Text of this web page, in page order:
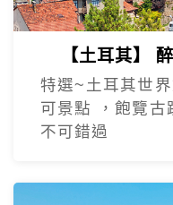
【土耳其】
特選~土耳其世
可景點 ，飽覽古
不可錯過